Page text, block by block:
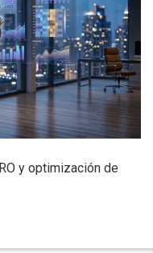
y optimización de